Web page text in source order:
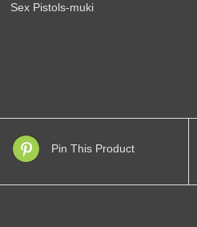
Sex Pistols-muki
Pin This Product